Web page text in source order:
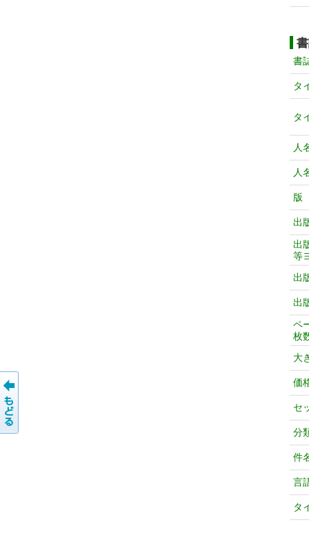
書
タ
タ
人
人
版
出
出
等
出
出
ペ
枚
大
価
セ
分
件
言
タ